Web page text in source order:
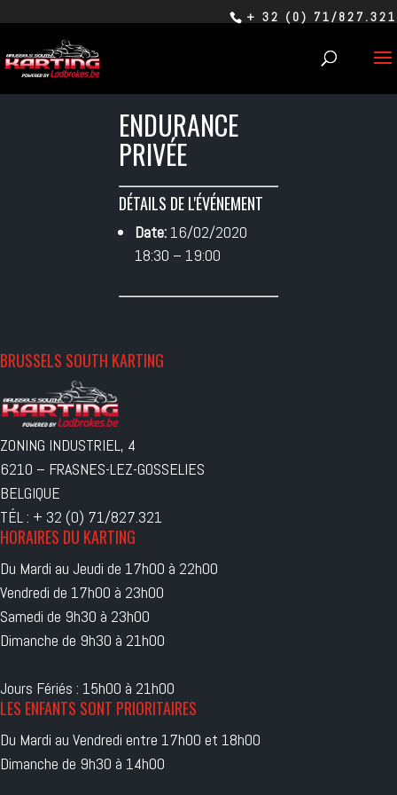
+ 32 (0) 71/827.321
ENDURANCE
PRIVÉE
DÉTAILS DE L'ÉVÉNEMENT
Date: 16/02/2020
18:30 – 19:00
BRUSSELS SOUTH KARTING
ZONING INDUSTRIEL, 4
6210 – FRASNES-LEZ-GOSSELIES
BELGIQUE
TÉL : + 32 (0) 71/827.321
HORAIRES DU KARTING
Du Mardi au Jeudi de 17h00 à 22h00
Vendredi de 17h00 à 23h00
Samedi de 9h30 à 23h00
Dimanche de 9h30 à 21h00
Jours Fériés : 15h00 à 21h00
LES ENFANTS SONT PRIORITAIRES
Du Mardi au Vendredi entre 17h00 et 18h00
Dimanche de 9h30 à 14h00